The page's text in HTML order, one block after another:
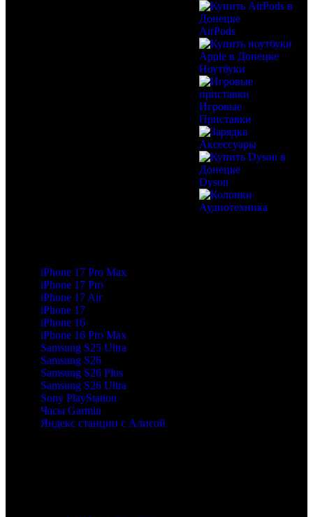
AirPods
Ноутбуки
Игровые
Приставки
Аксессуары
Dyson
Аудиотехника
iPhone 17 Pro Max
iPhone 17 Pro
iPhone 17 Air
iPhone 17
iPhone 16
iPhone 16 Pro Max
Samsung S25 Ultra
Samsung S26
Samsung S26 Plus
Samsung S26 Ultra
Sony PlayStation
Часы Garmin
Яндекс станции с Алисой